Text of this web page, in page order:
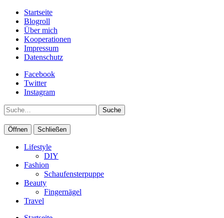
Startseite
Blogroll
Über mich
Kooperationen
Impressum
Datenschutz
Facebook
Twitter
Instagram
Suche
Öffnen Schließen
Lifestyle
DIY
Fashion
Schaufensterpuppe
Beauty
Fingernägel
Travel